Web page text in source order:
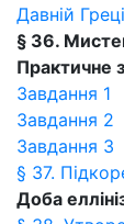
Давній
§ 36.
Практичне
Завдання 1
Завдання 2
Завдання 3
§ 37.
Доба